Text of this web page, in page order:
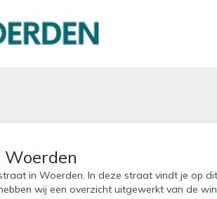
Woerden
in Woerden. In deze straat vindt je op
wij een overzicht uitgewerkt van de